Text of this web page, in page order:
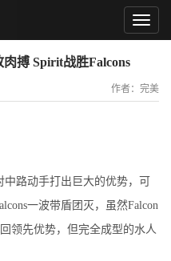
搏 Spirit战胜Falcons
作者：完美
路动手打出巨大的优势，可
一波带盾团灭，虽然Falcon
领先优势，但完全成型的水人